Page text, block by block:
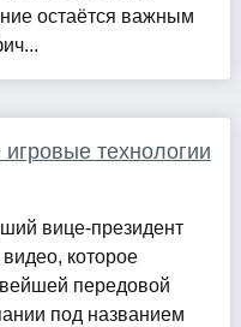
остаётся важным
технологии
вице-президент
которое
передовой
под названием